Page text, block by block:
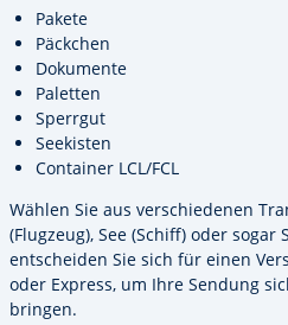
Pakete
Päckchen
Dokumente
Paletten
Sperrgut
Seekisten
Container LCL/FCL
Wählen Sie aus verschiedenen
(Flugzeug), See (Schiff) oder sogar
entscheiden Sie sich für einen
oder Express, um Ihre Sendung
bringen.